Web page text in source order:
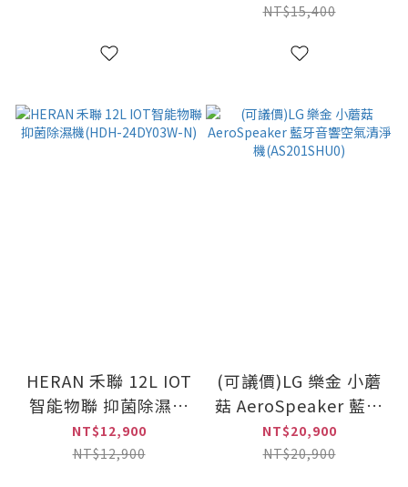
NT$15,400
HERAN 禾聯 12L IOT
智能物聯 抑菌除濕機
(HDH-24DY03W-N)
NT$12,900
NT$12,900
(可議價)LG 樂金 小蘑
菇 AeroSpeaker 藍牙
音響空氣清淨機
(AS201SHU0)
NT$20,900
NT$20,900